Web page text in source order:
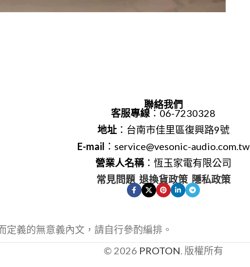
聯絡我們
客服專線：06-7230328
地址：台南市佳里區復興路9號
E-mail ：service@vesonic-audio.com.tw
營業人名稱：恆玉家電有限公司
常見問題 退換貨政策 隱私政策
義的無意義內文，請自行參酌編排。
© 2026 PROTON. 版權所有